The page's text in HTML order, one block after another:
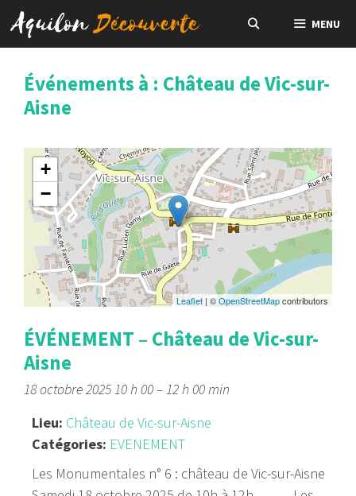
Aller
au
contenu
MENU
Événements à : Château de Vic-sur-
Aisne
+
−
Leaflet | ©OpenStreetMapcontributors
ÉVÉNEMENT – Château de Vic-sur-
Aisne
18 octobre 2025 10 h 00–12 h 00 min
Lieu: Château de Vic-sur-Aisne
Catégories: EVENEMENT
Les Monumentales n° 6 : château de Vic-sur-Aisne